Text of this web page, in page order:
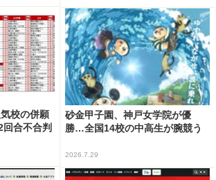
校の併願
合不合判
砂金甲子園、神戸女学院が優
勝…全国14校の中高生が腕競う
2026.7.29